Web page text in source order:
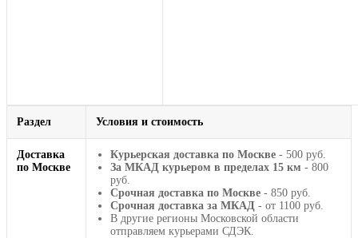
Раздел Условия и стоимость
Доставка
по Москве
Курьерская доставка по Москве - 500 руб.
За МКАД курьером в пределах 15 км - 800
руб.
Срочная доставка по Москве - 850 руб.
Срочная доставка за МКАД - от 1100 руб.
В другие регионы Московской области
отправляем курьерами СДЭК.